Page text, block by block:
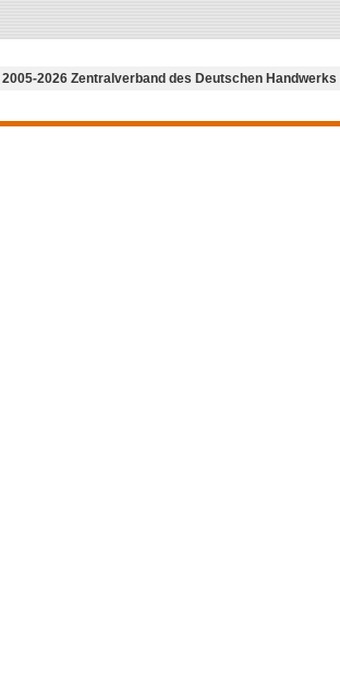
2005-2026 Zentralverband des Deutschen Handwerks